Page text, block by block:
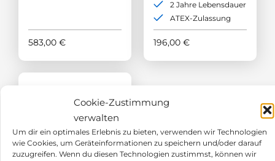
Cookie-Zustimmung
verwalten
Um dir ein optimales Erlebnis zu bieten, verwenden wir Technologien
wie Cookies, um Geräteinformationen zu speichern und/oder darauf
zuzugreifen. Wenn du diesen Technologien zustimmst, können wir
583,00 € 196,00 €
2 Jahre Lebensdauer
ATEX-Zulassung